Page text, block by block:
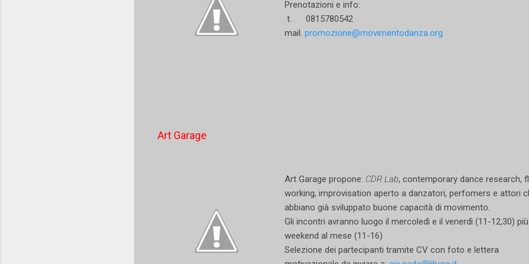
Prenotazioni e info:
t. 0815780542
mail. promozione@movimentodanza.org
Art Garage
Art Garage propone: CDR Lab, contemporary dance research,
working, improvisation aperto a danzatori, perfomers e attori
abbiano già sviluppato buone capacità di movimento.
Gli incontri avranno luogo il mercoledì e il venerdì (11-12,30)
weekend al mese (11-16)
Selezione dei partecipanti tramite CV con foto e lettera